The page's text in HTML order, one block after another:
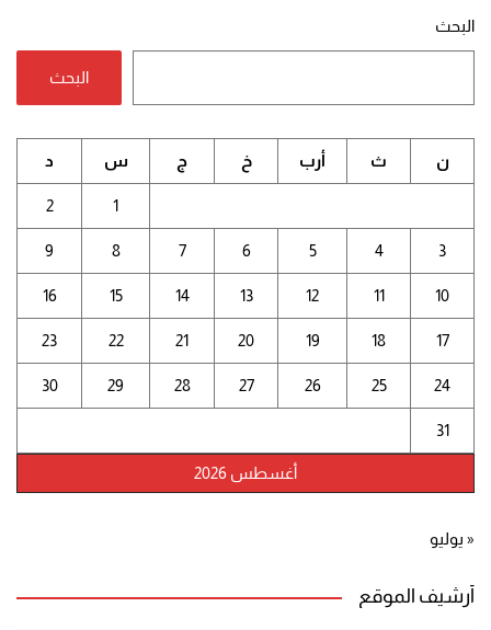
البحث
البحث
أغسطس 2026
ن ث أرب خ ج س د
1
2
3
4
5
6
7
8
9
10
11
12
13
14
15
16
17
18
19
20
21
22
23
24
25
26
27
28
29
30
31
« يوليو
أرشيف الموقع